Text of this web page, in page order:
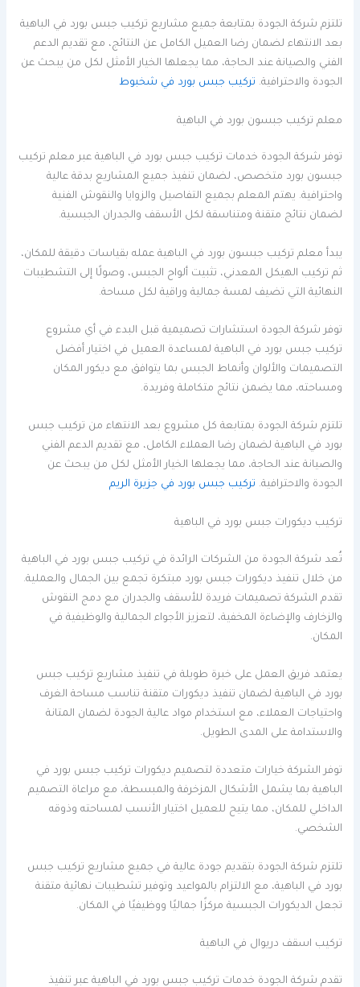
تلتزم شركة الجودة بمتابعة جميع مشاريع تركيب جبس بورد في الباهية
بعد الانتهاء لضمان رضا العميل الكامل عن النتائج، مع تقديم الدعم
الفني والصيانة عند الحاجة، مما يجعلها الخيار الأمثل لكل من يبحث عن
الجودة والاحترافية. تركيب جبس بورد في شخبوط
معلم تركيب جبسون بورد في الباهية
توفر شركة الجودة خدمات تركيب جبس بورد في الباهية عبر معلم تركيب
جبسون بورد متخصص، لضمان تنفيذ جميع المشاريع بدقة عالية
واحترافية. يهتم المعلم بجميع التفاصيل والزوايا والنقوش الفنية
لضمان نتائج متقنة ومتناسقة لكل الأسقف والجدران الجبسية.
يبدأ معلم تركيب جبسون بورد في الباهية عمله بقياسات دقيقة للمكان،
ثم تركيب الهيكل المعدني، تثبيت ألواح الجبس، وصولًا إلى التشطيبات
النهائية التي تضيف لمسة جمالية وراقية لكل مساحة.
توفر شركة الجودة استشارات تصميمية قبل البدء في أي مشروع
تركيب جبس بورد في الباهية لمساعدة العميل في اختيار أفضل
التصميمات والألوان وأنماط الجبس بما يتوافق مع ديكور المكان
ومساحته، مما يضمن نتائج متكاملة وفريدة.
تلتزم شركة الجودة بمتابعة كل مشروع بعد الانتهاء من تركيب جبس
بورد في الباهية لضمان رضا العملاء الكامل، مع تقديم الدعم الفني
والصيانة عند الحاجة، مما يجعلها الخيار الأمثل لكل من يبحث عن
الجودة والاحترافية. تركيب جبس بورد في جزيرة الريم
تركيب ديكورات جبس بورد في الباهية
تُعد شركة الجودة من الشركات الرائدة في تركيب جبس بورد في الباهية
من خلال تنفيذ ديكورات جبس بورد مبتكرة تجمع بين الجمال والعملية.
تقدم الشركة تصميمات فريدة للأسقف والجدران مع دمج النقوش
والزخارف والإضاءة المخفية، لتعزيز الأجواء الجمالية والوظيفية في
المكان.
يعتمد فريق العمل على خبرة طويلة في تنفيذ مشاريع تركيب جبس
بورد في الباهية لضمان تنفيذ ديكورات متقنة تناسب مساحة الغرف
واحتياجات العملاء، مع استخدام مواد عالية الجودة لضمان المتانة
والاستدامة على المدى الطويل.
توفر الشركة خيارات متعددة لتصميم ديكورات تركيب جبس بورد في
الباهية بما يشمل الأشكال المزخرفة والمبسطة، مع مراعاة التصميم
الداخلي للمكان، مما يتيح للعميل اختيار الأنسب لمساحته وذوقه
الشخصي.
تلتزم شركة الجودة بتقديم جودة عالية في جميع مشاريع تركيب جبس
بورد في الباهية، مع الالتزام بالمواعيد وتوفير تشطيبات نهائية متقنة
تجعل الديكورات الجبسية مركزًا جماليًا ووظيفيًا في المكان.
تركيب اسقف دريوال في الباهية
تقدم شركة الجودة خدمات تركيب جبس بورد في الباهية عبر تنفيذ